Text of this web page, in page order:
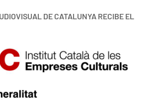
DE CATALUNYA RECIBE EL